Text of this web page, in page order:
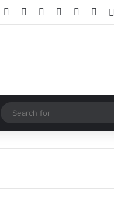
Facebook YouTubeInstagramTelegram
Random Article